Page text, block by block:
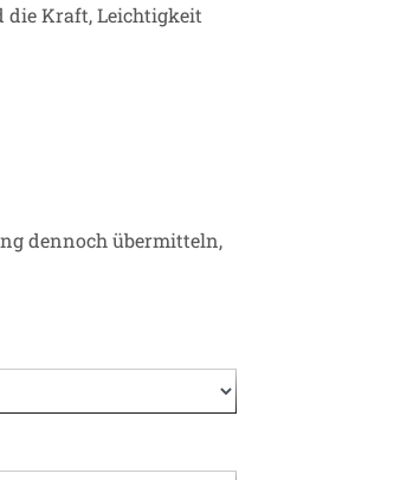
die Kraft, Leichtigkeit
dennoch übermitteln,